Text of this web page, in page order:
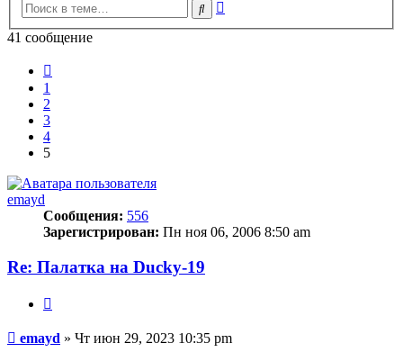
Поиск
41 сообщение
1
2
3
4
5
emayd
Сообщения: 556
Зарегистрирован: Пн ноя 06, 2006 8:50 am
Re: Палатка на Ducky-19
Сообщение
emayd » Чт июн 29, 2023 10:35 pm